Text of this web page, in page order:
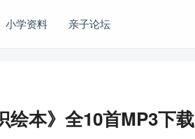
小学资料 亲子论坛
绘本》全10首MP3下载